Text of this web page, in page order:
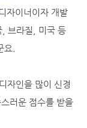
자이너이자 개발
, 브라질, 미국 등
.
자인을 많이 신경
러운 점수를 받을